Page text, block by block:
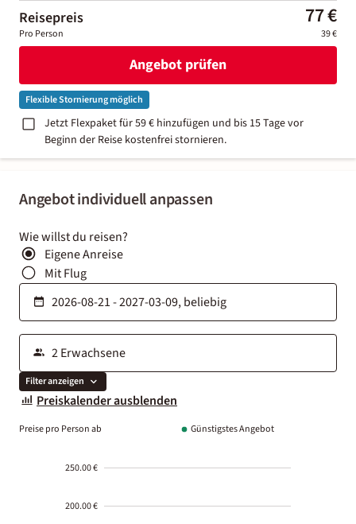
Angebot individuell anpassen
Wie willst du reisen?
Eigene Anreise
Mit Flug
Filter anzeigen
Preiskalender ausblenden
Preise pro Person ab Günstigstes Angebot
250.00 €
200.00 €
Reisepreis 77 €
Pro Person 39 €
Angebot prüfen
Flexible Stornierung möglich
Jetzt Flexpaket für 59 € hinzufügen und bis 15 Tage vor
Beginn der Reise kostenfrei stornieren.